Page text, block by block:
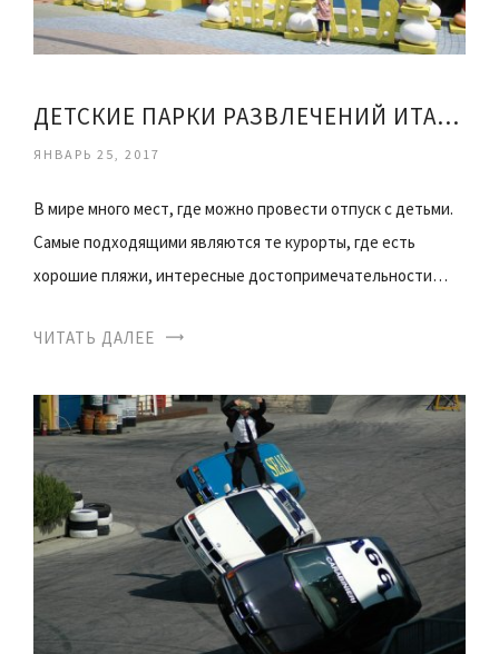
ДЕТСКИЕ ПАРКИ РАЗВЛЕЧЕНИЙ ИТАЛИИ
ЯНВАРЬ 25, 2017
В мире много мест, где можно провести отпуск с детьми.
Самые подходящими являются те курорты, где есть
хорошие пляжи, интересные достопримечательности…
ЧИТАТЬ ДАЛЕЕ